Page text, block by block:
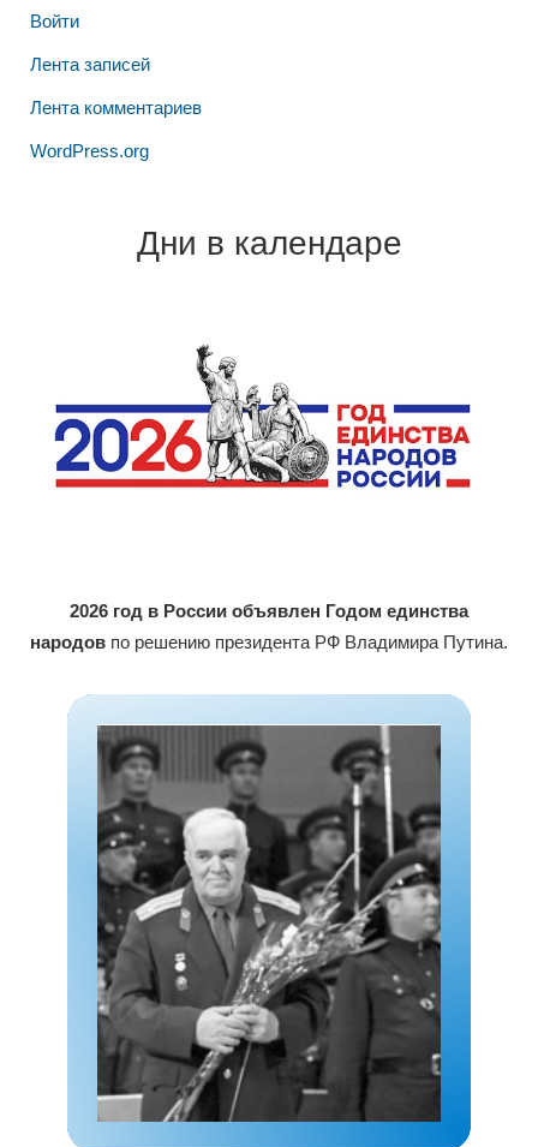
Войти
Лента записей
Лента комментариев
WordPress.org
Дни в календаре
2026 год в России объявлен Годом единства
народов по решению президента РФ Владимира Путина.